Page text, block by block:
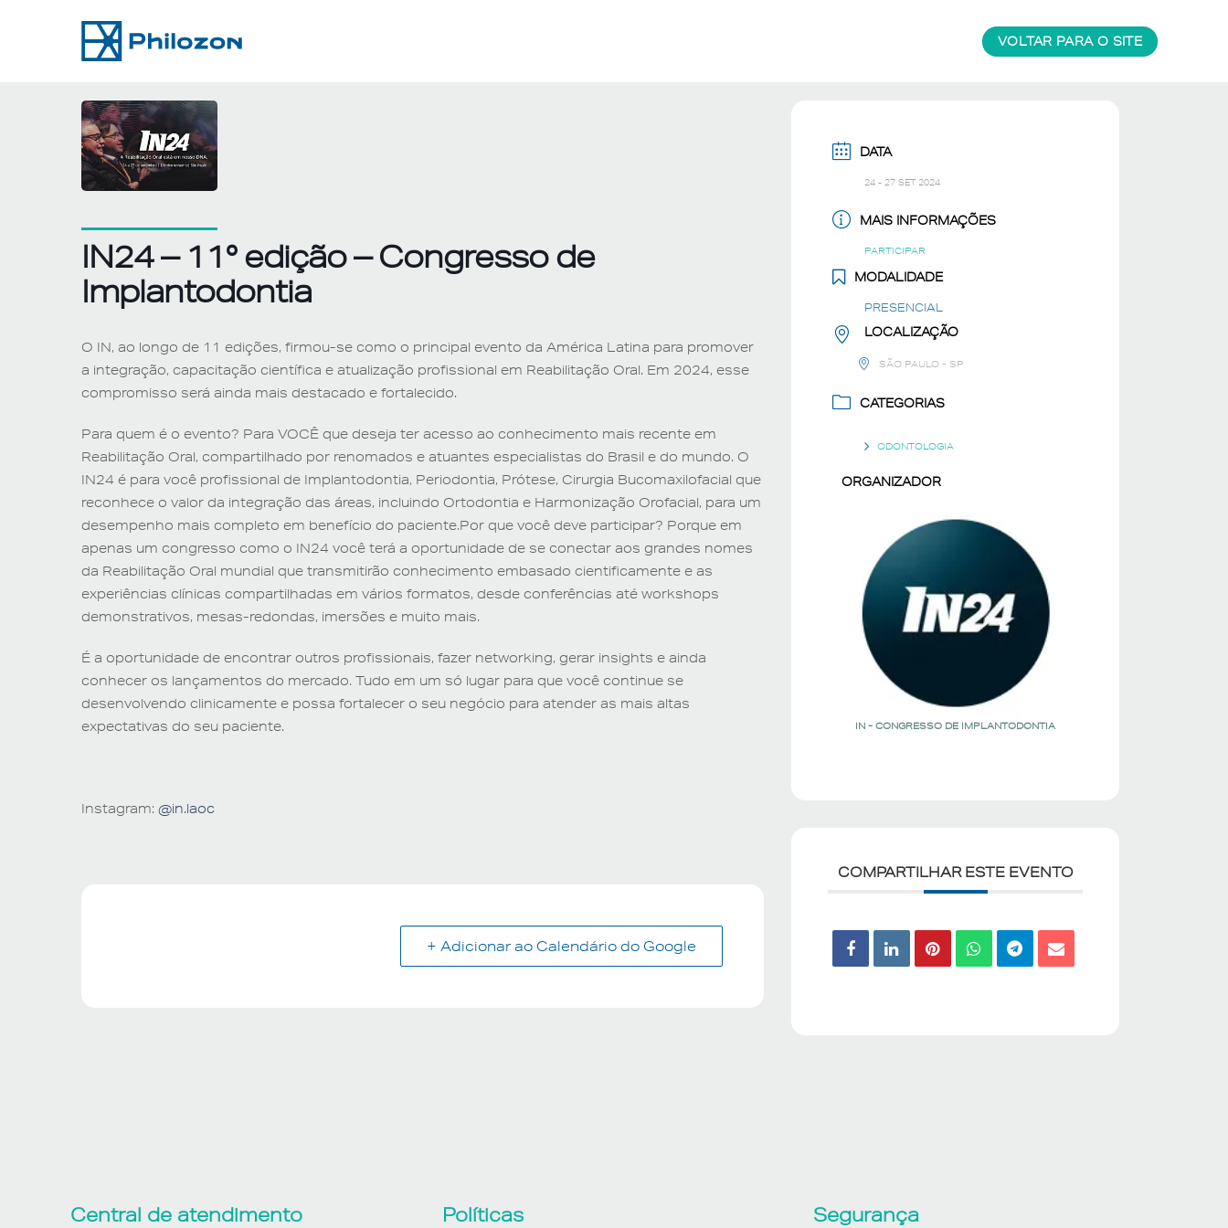
VOLTAR PARA O SITE
IN24 – 11° edição – Congresso de
Implantodontia
O IN, ao longo de 11 edições, firmou-se como o principal evento da América Latina para promover
a integração, capacitação científica e atualização profissional em Reabilitação Oral. Em 2024, esse
compromisso será ainda mais destacado e fortalecido.
Para quem é o evento? Para VOCÊ que deseja ter acesso ao conhecimento mais recente em
Reabilitação Oral, compartilhado por renomados e atuantes especialistas do Brasil e do mundo. O
IN24 é para você profissional de Implantodontia, Periodontia, Prótese, Cirurgia Bucomaxilofacial que
reconhece o valor da integração das áreas, incluindo Ortodontia e Harmonização Orofacial, para um
desempenho mais completo em benefício do paciente.Por que você deve participar? Porque em
apenas um congresso como o IN24 você terá a oportunidade de se conectar aos grandes nomes
da Reabilitação Oral mundial que transmitirão conhecimento embasado cientificamente e as
experiências clínicas compartilhadas em vários formatos, desde conferências até workshops
demonstrativos, mesas-redondas, imersões e muito mais.
É a oportunidade de encontrar outros profissionais, fazer networking, gerar insights e ainda
conhecer os lançamentos do mercado. Tudo em um só lugar para que você continue se
desenvolvendo clinicamente e possa fortalecer o seu negócio para atender as mais altas
expectativas do seu paciente.
Instagram: @in.laoc
+ Adicionar ao Calendário do Google
DATA
24 - 27 SET 2024
MAIS INFORMAÇÕES
PARTICIPAR
MODALIDADE
PRESENCIAL
LOCALIZAÇÃO
SÃO PAULO - SP
CATEGORIAS
ODONTOLOGIA
ORGANIZADOR
IN - CONGRESSO DE IMPLANTODONTIA
COMPARTILHAR ESTE EVENTO
Central de atendimento Políticas Segurança